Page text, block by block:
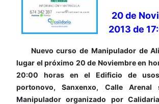
20 de
2013 de
Nuevo curso de Manipulador de
lugar el próximo 20 de Noviembre en
20:00 horas en el Edificio de
portonovo, Sanxenxo, Calle
Manipulador organizado por